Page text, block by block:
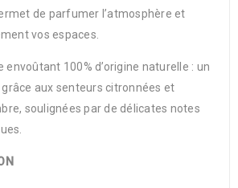
de parfumer l’atmosphère et
vos espaces.
envoûtant 100% d’origine naturelle : un
aux senteurs citronnées et
soulignées par de délicates notes